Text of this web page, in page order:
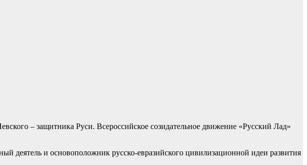
– защитника Руси. Всероссийское созидательное движение «Русский Лад»
деятель и основоположник русско-евразийского цивилизационной идеи развития